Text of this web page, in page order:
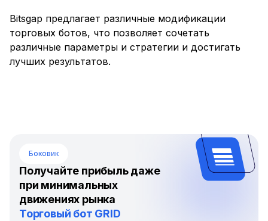
Bitsgap предлагает различные модификации
торговых ботов, что позволяет сочетать
различные параметры и стратегии и достигать
лучших результатов.
Боковик
Получайте прибыль даже
при минимальных
движениях рынка
Торговый бот GRID